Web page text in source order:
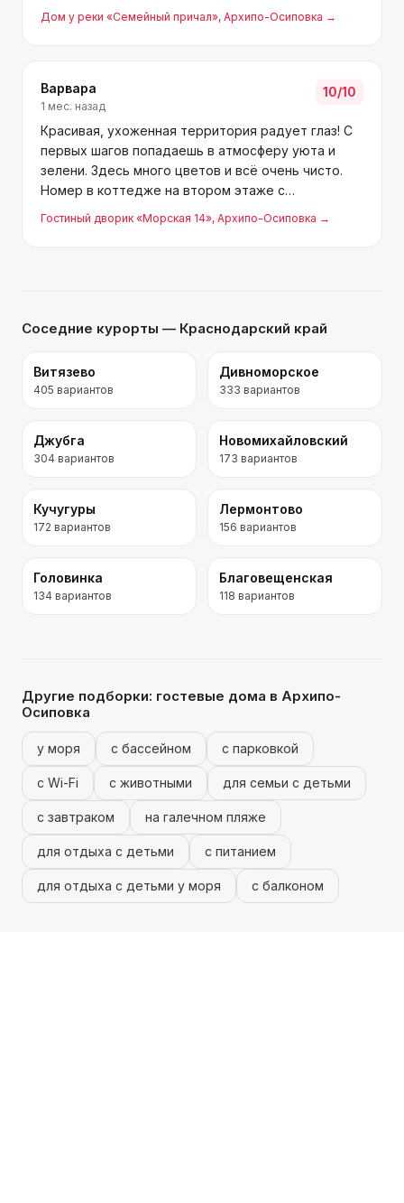
отдельное спасибо — вежливые, душевные
люди.
Дом у реки «Семейный причал», Архипо-Осиповка →
Варвара
1 мес. назад
10/10
Красивая, ухоженная территория радует глаз! С
первых шагов попадаешь в атмосферу уюта и
зелени. Здесь много цветов и всё очень чисто.
Номер в коттедже на втором этаже с
потрясающим видом на гору просто поразил. В
нем есть всё необходимое: большая кровать,
Гостиный дворик «Морская 14», Архипо-Осиповка →
Соседние курорты — Краснодарский край
Витязево
405 вариантов
Дивноморское
333 вариантов
Джубга
304 вариантов
Новомихайловский
173 вариантов
Кучугуры
172 вариантов
Лермонтово
156 вариантов
Головинка
134 вариантов
Благовещенская
118 вариантов
Другие подборки: гостевые дома в Архипо-
Осиповка
у моря с бассейном с парковкой
с Wi-Fi с животными для семьи с детьми
с завтраком на галечном пляже
для отдыха с детьми с питанием
для отдыха с детьми у моря с балконом